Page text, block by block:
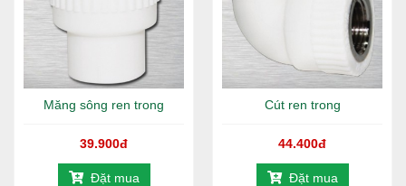
Măng sông ren trong
39.900đ
Đặt mua
Cút ren trong
44.400đ
Đặt mua